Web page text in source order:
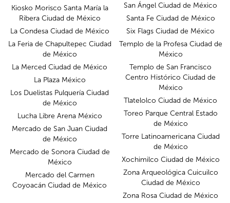
Kiosko Morisco Santa María la
Ribera Ciudad de México
La Condesa Ciudad de México
La Feria de Chapultepec Ciudad
de México
La Merced Ciudad de México
La Plaza México
Los Duelistas Pulquería Ciudad
de México
Lucha Libre Arena México
Mercado de San Juan Ciudad
de México
Mercado de Sonora Ciudad de
México
Mercado del Carmen
Coyoacán Ciudad de México
San Ángel Ciudad de México
Santa Fe Ciudad de México
Six Flags Ciudad de México
Templo de la Profesa Ciudad de
México
Templo de San Francisco
Centro Histórico Ciudad de
México
Tlatelolco Ciudad de México
Toreo Parque Central Estado
de México
Torre Latinoamericana Ciudad
de México
Xochimilco Ciudad de México
Zona Arqueológica Cuicuilco
Ciudad de México
Zona Rosa Ciudad de México